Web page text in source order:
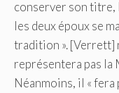
conserver son titre,
les deux époux se
tradition ». [Verrett]
représentera pas la
Néanmoins, il «